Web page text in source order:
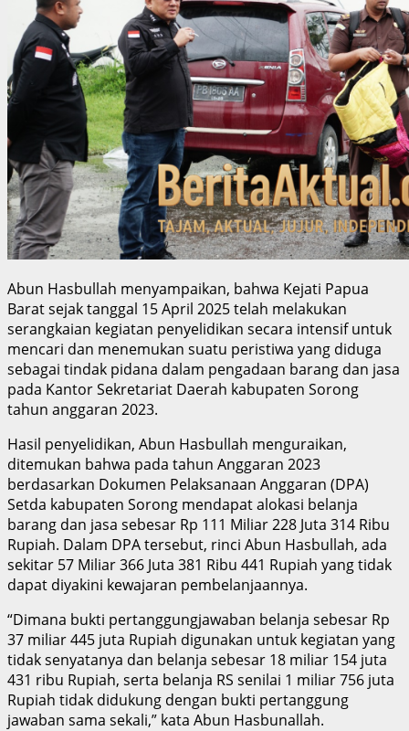
Abun Hasbullah menyampaikan, bahwa Kejati Papua
Barat sejak tanggal 15 April 2025 telah melakukan
serangkaian kegiatan penyelidikan secara intensif untuk
mencari dan menemukan suatu peristiwa yang diduga
sebagai tindak pidana dalam pengadaan barang dan jasa
pada Kantor Sekretariat Daerah kabupaten Sorong
tahun anggaran 2023.
Hasil penyelidikan, Abun Hasbullah menguraikan,
ditemukan bahwa pada tahun Anggaran 2023
berdasarkan Dokumen Pelaksanaan Anggaran (DPA)
Setda kabupaten Sorong mendapat alokasi belanja
barang dan jasa sebesar Rp 111 Miliar 228 Juta 314 Ribu
Rupiah. Dalam DPA tersebut, rinci Abun Hasbullah, ada
sekitar 57 Miliar 366 Juta 381 Ribu 441 Rupiah yang tidak
dapat diyakini kewajaran pembelanjaannya.
“Dimana bukti pertanggungjawaban belanja sebesar Rp
37 miliar 445 juta Rupiah digunakan untuk kegiatan yang
tidak senyatanya dan belanja sebesar 18 miliar 154 juta
431 ribu Rupiah, serta belanja RS senilai 1 miliar 756 juta
Rupiah tidak didukung dengan bukti pertanggung
jawaban sama sekali,” kata Abun Hasbunallah.